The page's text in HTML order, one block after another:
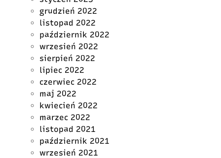
grudzień 2022
listopad 2022
październik 2022
wrzesień 2022
sierpień 2022
lipiec 2022
czerwiec 2022
maj 2022
kwiecień 2022
marzec 2022
listopad 2021
październik 2021
wrzesień 2021